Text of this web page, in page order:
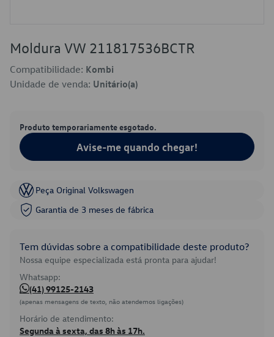
Moldura VW 211817536BCTR
Compatibilidade: Kombi
Unidade de venda: Unitário(a)
Produto temporariamente esgotado.
Avise-me quando chegar!
Peça Original Volkswagen
Garantia de 3 meses de fábrica
Tem dúvidas sobre a compatibilidade deste produto?
Nossa equipe especializada está pronta para ajudar!
Whatsapp:
(41) 99125-2143
(apenas mensagens de texto, não atendemos ligações)
Horário de atendimento:
Segunda à sexta, das 8h às 17h.